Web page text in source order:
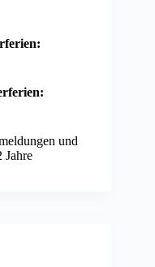
und
Jahre